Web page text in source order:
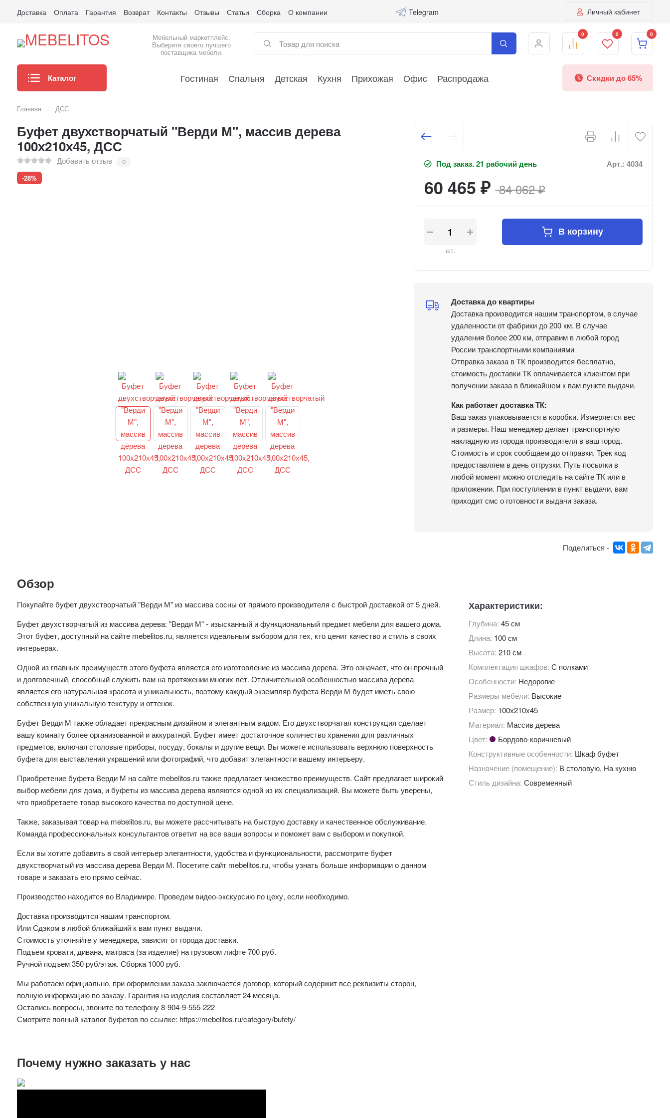
Доставка Оплата Гарантия Возврат Контакты Отзывы Статьи Сборка О компании Telegram Личный кабинет
Мебельный маркетплейс.
Выберите своего лучшего
поставщика мебели.
0 0 0
Каталог Гостиная Спальня Детская Кухня Прихожая Офис Распродажа Скидки до 65%
Главная ДСС
Буфет двухстворчатый "Верди М", массив дерева
100х210х45, ДСС
Добавить отзыв
0
-28%
Под заказ. 21 рабочий день Арт.: 4034
60 465 ₽ 84 062₽
шт.
В корзину
Доставка до квартиры
Доставка производится нашим транспортом, в случае
удаленности от фабрики до 200 км. В случае
удаления более 200 км, отправим в любой город
России транспортными компаниями
Отправка заказа в ТК производится бесплатно,
стоимость доставки ТК оплачивается клиентом при
получении заказа в ближайшем к вам пункте выдачи.
Как работает доставка ТК:
Ваш заказ упаковывается в коробки. Измеряется вес
и размеры. Наш менеджер делает транспортную
накладную из города производителя в ваш город.
Стоимость и срок сообщаем до отправки. Трек код
предоставляем в день отгрузки. Путь посылки в
любой момент можно отследить на сайте ТК или в
приложении. При поступлении в пункт выдачи, вам
приходит смс о готовности выдачи заказа.
Поделиться -
Обзор
Покупайте буфет двухстворчатый "Верди М" из массива сосны от прямого производителя с быстрой доставкой от 5 дней.
Буфет двухстворчатый из массива дерева: "Верди М" - изысканный и функциональный предмет мебели для вашего дома.
Этот буфет, доступный на сайте mebelitos.ru, является идеальным выбором для тех, кто ценит качество и стиль в своих
интерьерах.
Одной из главных преимуществ этого буфета является его изготовление из массива дерева. Это означает, что он прочный
и долговечный, способный служить вам на протяжении многих лет. Отличительной особенностью массива дерева
является его натуральная красота и уникальность, поэтому каждый экземпляр буфета Верди М будет иметь свою
собственную уникальную текстуру и оттенок.
Буфет Верди М также обладает прекрасным дизайном и элегантным видом. Его двухстворчатая конструкция сделает
вашу комнату более организованной и аккуратной. Буфет имеет достаточное количество хранения для различных
предметов, включая столовые приборы, посуду, бокалы и другие вещи. Вы можете использовать верхнюю поверхность
буфета для выставления украшений или фотографий, что добавит элегантности вашему интерьеру.
Приобретение буфета Верди М на сайте mebelitos.ru также предлагает множество преимуществ. Сайт предлагает широкий
выбор мебели для дома, и буфеты из массива дерева являются одной из их специализаций. Вы можете быть уверены,
что приобретаете товар высокого качества по доступной цене.
Также, заказывая товар на mebelitos.ru, вы можете рассчитывать на быструю доставку и качественное обслуживание.
Команда профессиональных консультантов ответит на все ваши вопросы и поможет вам с выбором и покупкой.
Если вы хотите добавить в свой интерьер элегантности, удобства и функциональности, рассмотрите буфет
двухстворчатый из массива дерева Верди М. Посетите сайт mebelitos.ru, чтобы узнать больше информации о данном
товаре и заказать его прямо сейчас.
Производство находится во Владимире. Проведем видео-экскурсию по цеху, если необходимо.
Доставка производится нашим транспортом.
Или Сдэком в любой ближайший к вам пункт выдачи.
Стоимость уточняйте у менеджера, зависит от города доставки.
Подъем кровати, дивана, матраса (за изделие) на грузовом лифте 700 руб.
Ручной подъем 350 руб/этаж. Сборка 1000 руб.
Мы работаем официально, при оформлении заказа заключается договор, который содержит все реквизиты сторон,
полную информацию по заказу. Гарантия на изделия составляет 24 месяца.
Остались вопросы, звоните по телефону 8-904-9-555-222
Смотрите полный каталог буфетов по ссылке: https://mebelitos.ru/category/bufety/
Характеристики:
Глубина: 45 см
Длина: 100 см
Высота: 210 см
Комплектация шкафов: С полками
Особенности: Недорогие
Размеры мебели: Высокие
Размер: 100х210х45
Материал: Массив дерева
Цвет:
Бордово-коричневый
Конструктивные особенности: Шкаф буфет
Назначение (помещение): В столовую, На кухню
Стиль дизайна: Современный
Почему нужно заказать у нас